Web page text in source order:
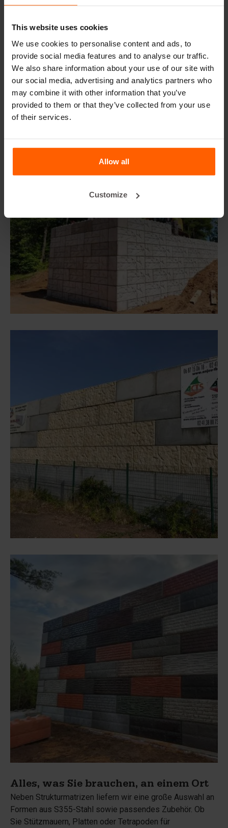
This website uses cookies
We use cookies to personalise content and ads, to
provide social media features and to analyse our traffic.
We also share information about your use of our site with
our social media, advertising and analytics partners who
may combine it with other information that you’ve
provided to them or that they’ve collected from your use
of their services.
Allow all
Customize
Lassen Sie sich von aktuellen Projekten inspirieren
durchdachten und stilvollen Betonblocklösungen. Diese
aktuellen Projekte bieten reichlich Inspiration und zeigen,
wie wirkungsvoll die richtige Kombination aus Form und
Funktion sein kann:
Alles, was Sie brauchen, an einem Ort
Neben Strukturmatrizen liefern wir eine große Auswahl an
Formen aus S355-Stahl sowie passendes Zubehör. Ob
Sie Stützmauern, Platten oder Tetrapoden für